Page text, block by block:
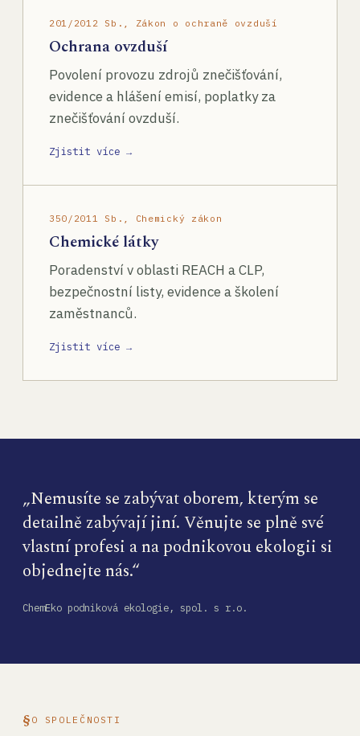
201/2012 Sb., Zákon o ochraně ovzduší
Ochrana ovzduší
Povolení provozu zdrojů znečišťování,
evidence a hlášení emisí, poplatky za
znečišťování ovzduší.
Zjistit více →
350/2011 Sb., Chemický zákon
Chemické látky
Poradenství v oblasti REACH a CLP,
bezpečnostní listy, evidence a školení
zaměstnanců.
Zjistit více →
„Nemusíte se zabývat oborem, kterým se
detailně zabývají jiní. Věnujte se plně své
vlastní profesi a na podnikovou ekologii si
objednejte nás.“
ChemEko podniková ekologie, spol. s r.o.
O SPOLEČNOSTI